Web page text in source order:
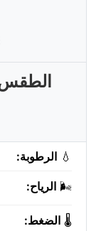
💧 الرطوبة:
🌬️ الرياح:
🌡️ الضغط: